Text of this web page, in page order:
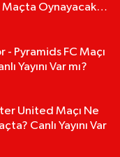
Maçta Oynayacak
- Pyramids FC Maçı
Yayını Var mı?
United Maçı Ne
Canlı Yayını Var